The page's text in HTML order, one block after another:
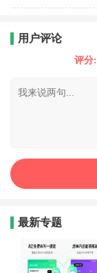
用户评论
评分:
最新专题